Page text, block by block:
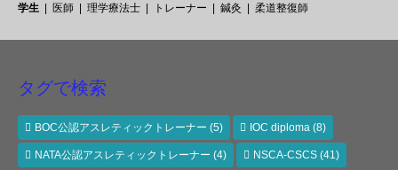
学生
医師 理学療法士 トレーナー 鍼灸 柔道整復師
タグで検索
BOC公認アスレティックトレーナー (5) IOC diploma (8)
NATA公認アスレティックトレーナー (4) NSCA-CSCS (41)